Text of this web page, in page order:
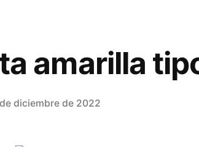
amarilla
diciembre de 2022